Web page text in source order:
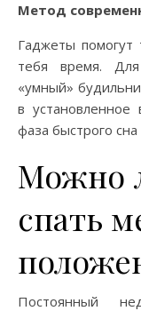
Метод
Гаджеты помогут
тебя время.
«умный»
в
фаза быстрого
Можно
спать
Постоянный